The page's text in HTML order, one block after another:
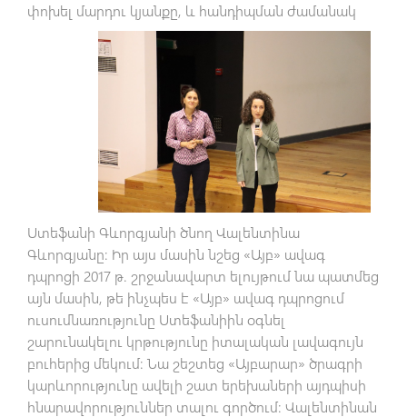
փոխել մարդու կյանքը, և հանդիպման ժամանակ
Ստեֆանի Գևորգյանի ծնող Վալենտինա
Գևորգյանը: Իր այս մասին նշեց «Այբ» ավագ
դպրոցի 2017 թ. շրջանավարտ ելույթում նա պատմեց
այն մասին, թե ինչպես է «Այբ» ավագ դպրոցում
ուսումնառությունը Ստեֆանիին օգնել
շարունակելու կրթությունը իտալական լավագույն
բուհերից մեկում: Նա շեշտեց «Այբարար» ծրագրի
կարևորությունը ավելի շատ երեխաների այդպիսի
հնարավորություններ տալու գործում: Վալենտինան